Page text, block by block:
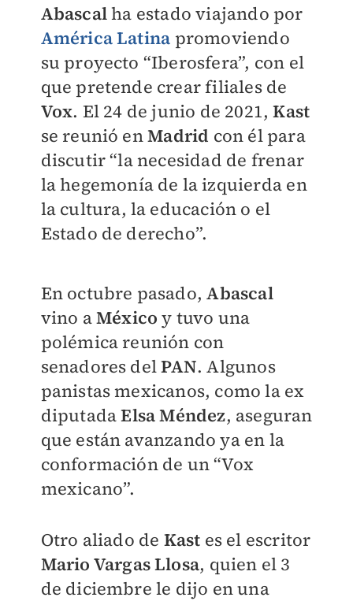
Abascalha estado viajando por
América Latina promoviendo
su proyecto “Iberosfera”, con el
que pretende crear filiales de
Vox. El 24 de junio de 2021,Kast
se reunió enMadrid con él para
discutir “la necesidad de frenar
la hegemonía de la izquierda en
la cultura, la educación o el
Estado de derecho”.
En octubre pasado,Abascal
vino aMéxico y tuvo una
polémica reunión con
senadores delPAN. Algunos
panistas mexicanos, como la ex
diputadaElsa Méndez, aseguran
que están avanzando ya en la
conformación de un “Vox
mexicano”.
Otro aliado de Kast es el escritor
Mario Vargas Llosa, quien el 3
de diciembre le dijo en una